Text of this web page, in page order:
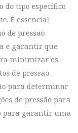
do tipo específico
É essencial
de pressão
e garantir que
minimizar os
de pressão.
para determinar
de pressão para
para garantir uma